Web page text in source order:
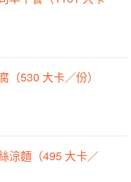
（530 大卡／份）
涼麵（495 大卡／